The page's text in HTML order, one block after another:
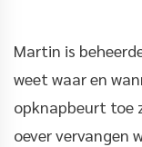
Martin is
weet waar en
opknapbeurt toe
oever vervangen